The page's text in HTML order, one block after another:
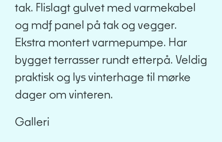
tak. Flislagt gulvet med varmekabel
og mdf panel på tak og vegger.
Ekstra montert varmepumpe. Har
bygget terrasser rundt etterpå. Veldig
praktisk og lys vinterhage til mørke
dager om vinteren.
Galleri